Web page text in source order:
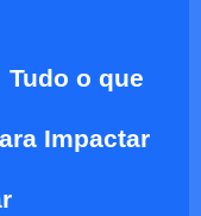
o que
Impactar